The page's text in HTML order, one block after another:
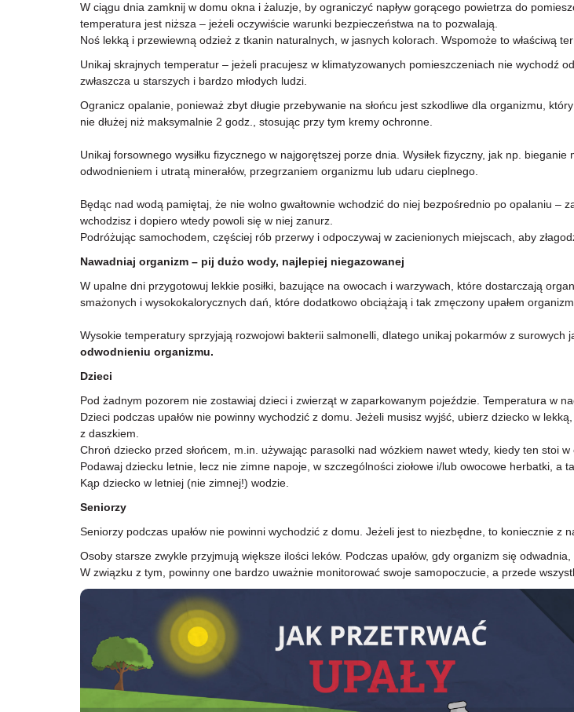
W ciągu dnia zamknij w domu okna i żaluzje, by ograniczyć napływ gorącego powietrza do
temperatura jest niższa – jeżeli oczywiście warunki bezpieczeństwa na to pozwalają.
Noś lekką i przewiewną odzież z tkanin naturalnych, w jasnych kolorach. Wspomoże to właściwą
Unikaj skrajnych temperatur – jeżeli pracujesz w klimatyzowanych pomieszczeniach nie wychodź
zwłaszcza u starszych i bardzo młodych ludzi.
Ogranicz opalanie, ponieważ zbyt długie przebywanie na słońcu jest szkodliwe dla organizmu,
nie dłużej niż maksymalnie 2 godz., stosując przy tym kremy ochronne.
Unikaj forsownego wysiłku fizycznego w najgorętszej porze dnia. Wysiłek fizyczny, jak np.
odwodnieniem i utratą minerałów, przegrzaniem organizmu lub udaru cieplnego.
Będąc nad wodą pamiętaj, że nie wolno gwałtownie wchodzić do niej bezpośrednio po opalaniu –
wchodzisz i dopiero wtedy powoli się w niej zanurz.
Podróżując samochodem, częściej rób przerwy i odpoczywaj w zacienionych miejscach, aby
Nawadniaj organizm – pij dużo wody, najlepiej niegazowanej
W upalne dni przygotowuj lekkie posiłki, bazujące na owocach i warzywach, które dostarczają
smażonych i wysokokalorycznych dań, które dodatkowo obciążają i tak zmęczony upałem organizm.
Wysokie temperatury sprzyjają rozwojowi bakterii salmonelli, dlatego unikaj pokarmów z surowych
odwodnieniu organizmu.
Dzieci
Pod żadnym pozorem nie zostawiaj dzieci i zwierząt w zaparkowanym pojeździe. Temperatura w
Dzieci podczas upałów nie powinny wychodzić z domu. Jeżeli musisz wyjść, ubierz dziecko w
z daszkiem.
Chroń dziecko przed słońcem, m.in. używając parasolki nad wózkiem nawet wtedy, kiedy ten stoi w
Podawaj dziecku letnie, lecz nie zimne napoje, w szczególności ziołowe i/lub owocowe herbatki, a
Kąp dziecko w letniej (nie zimnej!) wodzie.
Seniorzy
Seniorzy podczas upałów nie powinni wychodzić z domu. Jeżeli jest to niezbędne, to koniecznie z
Osoby starsze zwykle przyjmują większe ilości leków. Podczas upałów, gdy organizm się
W związku z tym, powinny one bardzo uważnie monitorować swoje samopoczucie, a przede